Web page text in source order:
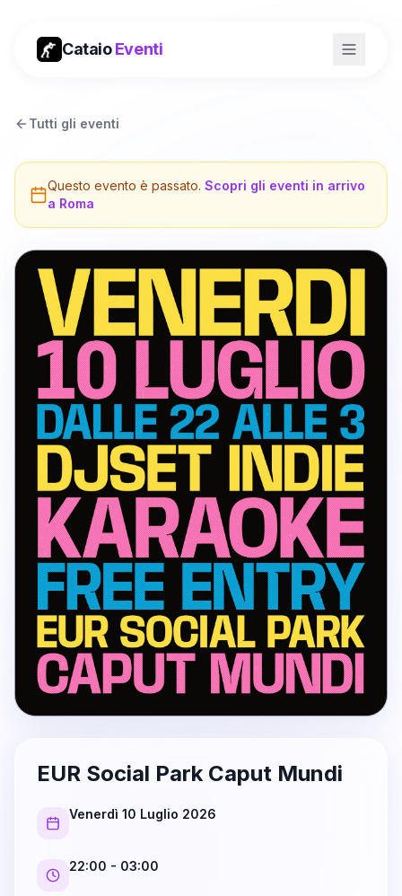
CataioEventi
Tutti gli eventi
Questo evento è passato. Scopri gli eventi in arrivo
a Roma
EUR Social Park Caput Mundi
Venerdì 10 Luglio 2026
22:00 - 03:00